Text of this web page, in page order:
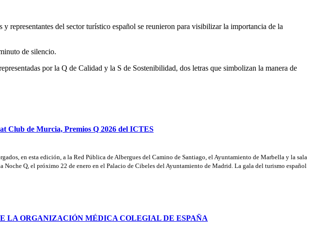
representantes del sector turístico español se reunieron para visibilizar la importancia de la
de silencio.
por la Q de Calidad y la S de Sostenibilidad, dos letras que simbolizan la manera de
Club de Murcia, Premios Q 2026 del ICTES
en esta edición, a la Red Pública de Albergues del Camino de Santiago, el Ayuntamiento de Marbella y la sala
Q, el próximo 22 de enero en el Palacio de Cibeles del Ayuntamiento de Madrid. La gala del turismo español
LA ORGANIZACIÓN MÉDICA COLEGIAL DE ESPAÑA